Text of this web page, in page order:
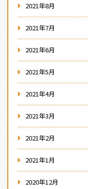
2021年8月
2021年7月
2021年6月
2021年5月
2021年4月
2021年3月
2021年2月
2021年1月
2020年12月